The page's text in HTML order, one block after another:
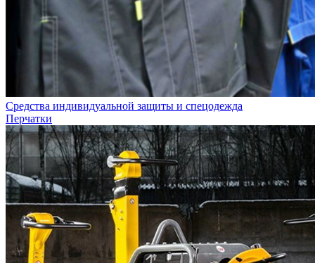
Средства индивидуальной защиты и спецодежда
Перчатки